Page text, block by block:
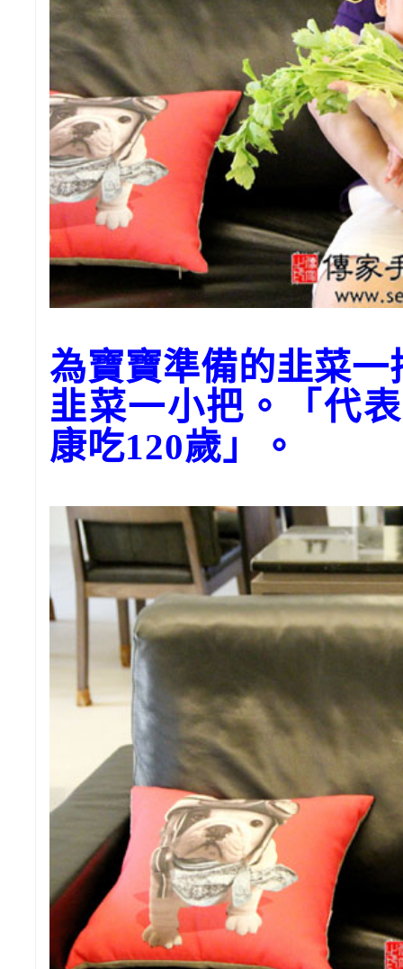
為寶寶準備的韭菜一
韭菜一小把。「代
康吃120歲」。